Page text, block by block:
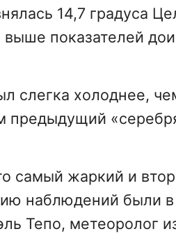
14,7 градуса
выше показателей
слегка холоднее,
предыдущий
самый жаркий и
наблюдений были
Тепо, метеоролог